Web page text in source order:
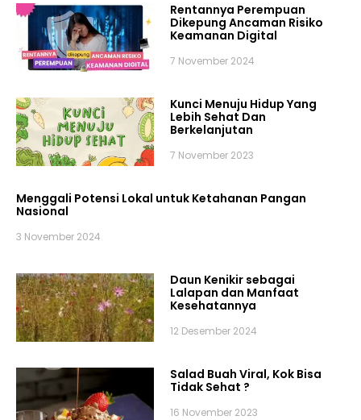
Rentannya Perempuan
Dikepung Ancaman Risiko
Keamanan Digital
7 November 2024
Kunci Menuju Hidup Yang
Lebih Sehat Dan
Berkelanjutan
7 November 2023
Menggali Potensi Lokal untuk Ketahanan Pangan
Nasional
3 November 2024
Daun Kenikir sebagai
Lalapan dan Manfaat
Kesehatannya
12 Desember 2024
Salad Buah Viral, Kok Bisa
Tidak Sehat ?
16 November 2023